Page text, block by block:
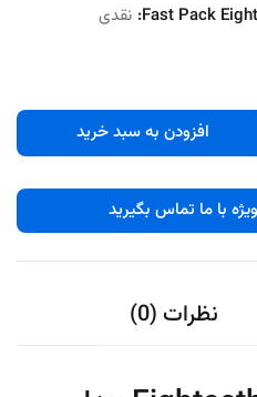
نقدی
افزودن به سبد خرید
با ما تماس بگیرید
نظرات (0)